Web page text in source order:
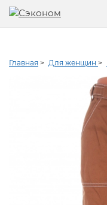
Главная > Для женщин >